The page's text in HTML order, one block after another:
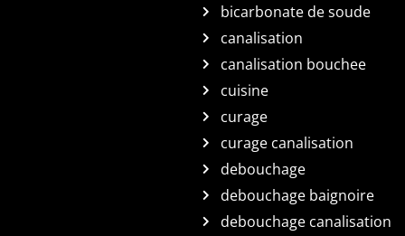
bicarbonate de soude
canalisation
canalisation bouchee
cuisine
curage
curage canalisation
debouchage
debouchage baignoire
debouchage canalisation